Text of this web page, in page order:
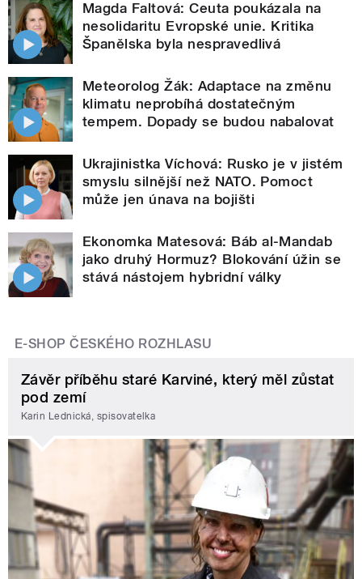
Magda Faltová: Ceuta poukázala na
nesolidaritu Evropské unie. Kritika
Španělska byla nespravedlivá
Meteorolog Žák: Adaptace na změnu
klimatu neprobíhá dostatečným
tempem. Dopady se budou nabalovat
Ukrajinistka Víchová: Rusko je v jistém
smyslu silnější než NATO. Pomoct
může jen únava na bojišti
Ekonomka Matesová: Báb al-Mandab
jako druhý Hormuz? Blokování úžin se
stává nástojem hybridní války
E-SHOP ČESKÉHO ROZHLASU
Závěr příběhu staré Karviné, který měl zůstat
pod zemí
Karin Lednická, spisovatelka